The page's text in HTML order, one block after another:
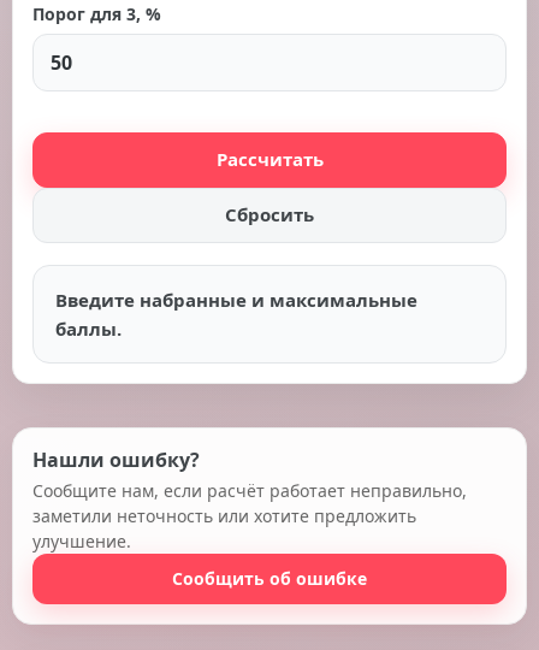
Порог для 3, %
Рассчитать
Сбросить
Введите набранные и максимальные
баллы.
Нашли ошибку?
Сообщите нам, если расчёт работает неправильно,
заметили неточность или хотите предложить
улучшение.
Сообщить об ошибке